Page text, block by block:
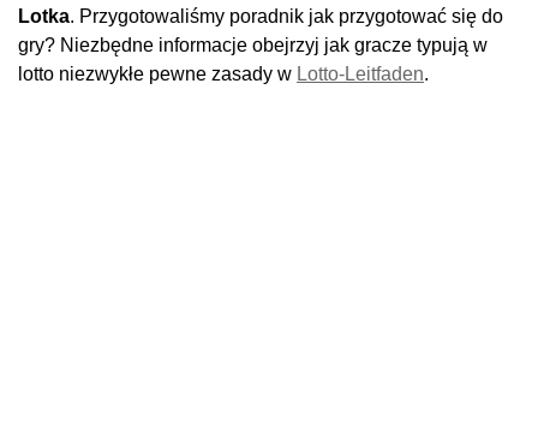
Lotka. Przygotowaliśmy poradnik jak przygotować się do
gry? Niezbędne informacje obejrzyj jak gracze typują w
lotto niezwykłe pewne zasady w Lotto-Leitfaden.